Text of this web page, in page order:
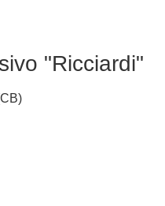
"Ricciardi"